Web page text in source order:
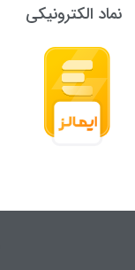
نماد الکترونیکی